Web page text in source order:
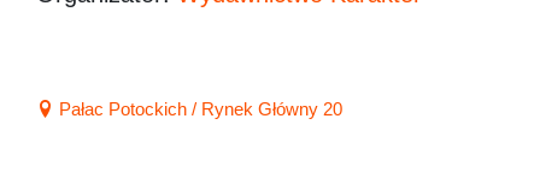
Pałac Potockich / Rynek Główny 20